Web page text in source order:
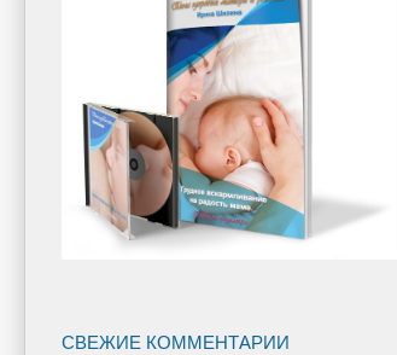
СВЕЖИЕ КОММЕНТАРИИ